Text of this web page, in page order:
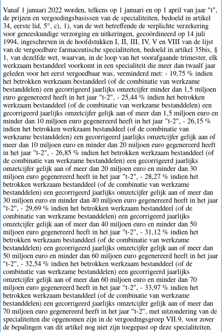
Vanaf 1 januari 2022 worden, telkens op 1 januari en op 1 april van jaar "t",
de prijzen en vergoedingsbasissen van de specialiteiten, bedoeld in artikel
34, eerste lid, 5°, c), 1), van de wet betreffende de verplichte verzekering
voor geneeskundige verzorging en uitkeringen, gecoördineerd op 14 juli
1994, ingeschreven in de hoofdstukken I, II, III, IV, V en VIII van de lijst
van de vergoedbare farmaceutische specialiteiten, bedoeld in artikel 35bis, §
1, van dezelfde wet, waarvan, in de loop van het voorafgaande trimester, elk
werkzaam bestanddeel voorkomt in een specialiteit die meer dan twaalf jaar
geleden voor het eerst vergoedbaar was, verminderd met: - 19,75 % indien
het betrokken werkzaam bestanddeel (of de combinatie van werkzame
bestanddelen) een gecorrigeerd jaarlijks omzetcijfer minder dan 1,5 miljoen
euro gegenereerd heeft in het jaar "t-2", - 25,44 % indien het betrokken
werkzaam bestanddeel (of de combinatie van werkzame bestanddelen) een
gecorrigeerd jaarlijks omzetcijfer gelijk aan of meer dan 1,5 miljoen euro en
minder dan 10 miljoen euro gegenereerd heeft in het jaar "t-2", - 26,15 %
indien het betrokken werkzaam bestanddeel (of de combinatie van
werkzame bestanddelen) een gecorrigeerd jaarlijks omzetcijfer gelijk aan of
meer dan 10 miljoen euro en minder dan 20 miljoen euro gegenereerd heeft
in het jaar "t-2", - 26,85 % indien het betrokken werkzaam bestanddeel (of
de combinatie van werkzame bestanddelen) een gecorrigeerd jaarlijks
omzetcijfer gelijk aan of meer dan 20 miljoen euro en minder dan 30
miljoen euro gegenereerd heeft in het jaar "t-2", - 28,27 % indien het
betrokken werkzaam bestanddeel (of de combinatie van werkzame
bestanddelen) een gecorrigeerd jaarlijks omzetcijfer gelijk aan of meer dan
30 miljoen euro en minder dan 40 miljoen euro gegenereerd heeft in het jaar
"t-2", - 29,69 % indien het betrokken werkzaam bestanddeel (of de
combinatie van werkzame bestanddelen) een gecorrigeerd jaarlijks
omzetcijfer gelijk aan of meer dan 40 miljoen euro en minder dan 50
miljoen euro gegenereerd heeft in het jaar "t-2", - 31,12 % indien het
betrokken werkzaam bestanddeel (of de combinatie van werkzame
bestanddelen) een gecorrigeerd jaarlijks omzetcijfer gelijk aan of meer dan
50 miljoen euro en minder dan 60 miljoen euro gegenereerd heeft in het jaar
"t-2", - 32,54 % indien het betrokken werkzaam bestanddeel (of de
combinatie van werkzame bestanddelen) een gecorrigeerd jaarlijks
omzetcijfer gelijk aan of meer dan 60 miljoen euro en minder dan 70
miljoen euro gegenereerd heeft in het jaar "t-2", - 33,97 % indien het
betrokken werkzaam bestanddeel (of de combinatie van werkzame
bestanddelen) een gecorrigeerd jaarlijks omzetcijfer gelijk aan of meer dan
70 miljoen euro gegenereerd heeft in het jaar "t-2", met uitzondering van de
specialiteiten die opgenomen zijn in de vergoedingsgroep VII.9, voor zover
de bepalingen van dit artikel nog niet zijn toegepast op deze specialiteiten.